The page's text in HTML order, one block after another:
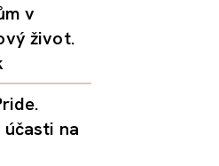
v
život.
na